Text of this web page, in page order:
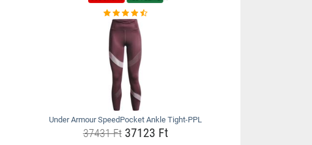
Under Armour SpeedPocket Ankle Tight-PPL
37431 Ft37123 Ft